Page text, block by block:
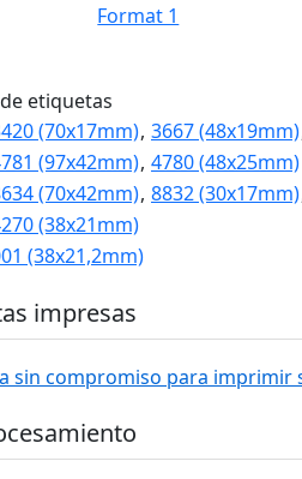
Format 1
etiquetas
(70x17mm), 3667 (48x19mm)
(97x42mm), 4780 (48x25mm)
(70x42mm), 8832 (30x17mm)
(38x21mm)
(38x21,2mm)
impresas
sin compromiso para imprimir